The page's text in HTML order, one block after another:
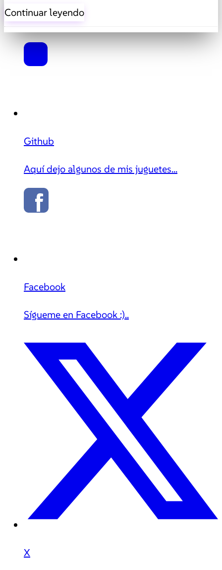
Continuar leyendo
Github
Aquí dejo algunos de mis juguetes...
Facebook
Sígueme en Facebook :)..
X